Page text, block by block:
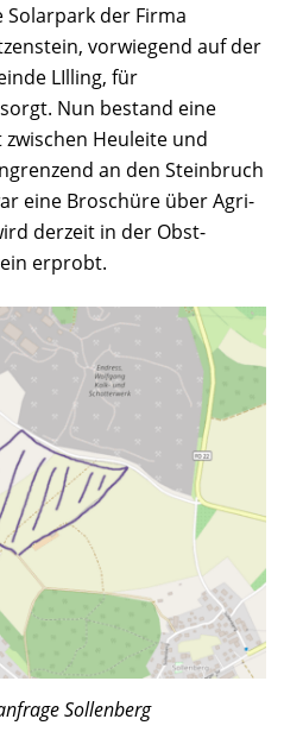
der Firma
vorwiegend auf der
LIlling, für
Nun bestand eine
Heuleite und
an den Steinbruch
eine Broschüre über Agri-
derzeit in der Obst-
erprobt.
Sollenberg